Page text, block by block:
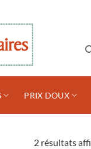
PRIX DOUX
2 résultats